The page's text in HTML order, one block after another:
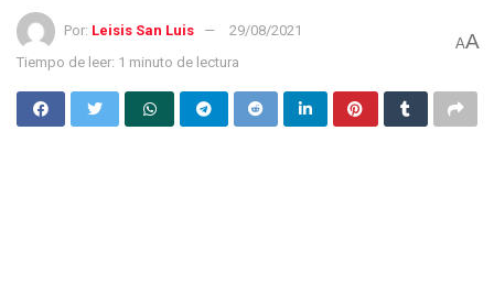
Por: Leisis San Luis
29/08/2021
Tiempo de leer: 1 minuto de lectura
AA